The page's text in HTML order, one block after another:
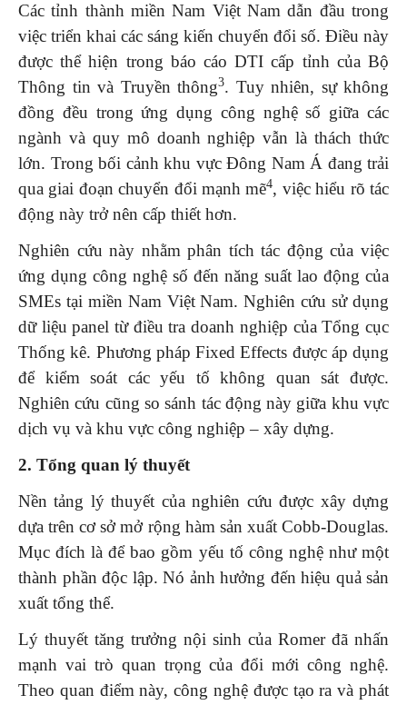
Các tỉnh thành miền Nam Việt Nam dẫn đầu trong
việc triển khai các sáng kiến chuyển đổi số. Điều này
được thể hiện trong báo cáo DTI cấp tỉnh của Bộ
Thông tin và Truyền thông3. Tuy nhiên, sự không
đồng đều trong ứng dụng công nghệ số giữa các
ngành và quy mô doanh nghiệp vẫn là thách thức
lớn. Trong bối cảnh khu vực Đông Nam Á đang trải
qua giai đoạn chuyển đổi mạnh mẽ4, việc hiểu rõ tác
động này trở nên cấp thiết hơn.
Nghiên cứu này nhằm phân tích tác động của việc
ứng dụng công nghệ số đến năng suất lao động của
SMEs tại miền Nam Việt Nam. Nghiên cứu sử dụng
dữ liệu panel từ điều tra doanh nghiệp của Tổng cục
Thống kê. Phương pháp Fixed Effects được áp dụng
để kiểm soát các yếu tố không quan sát được.
Nghiên cứu cũng so sánh tác động này giữa khu vực
dịch vụ và khu vực công nghiệp – xây dựng.
2. Tổng quan lý thuyết
Nền tảng lý thuyết của nghiên cứu được xây dựng
dựa trên cơ sở mở rộng hàm sản xuất Cobb-Douglas.
Mục đích là để bao gồm yếu tố công nghệ như một
thành phần độc lập. Nó ảnh hưởng đến hiệu quả sản
xuất tổng thể.
Lý thuyết tăng trưởng nội sinh của Romer đã nhấn
mạnh vai trò quan trọng của đổi mới công nghệ.
Theo quan điểm này, công nghệ được tạo ra và phát